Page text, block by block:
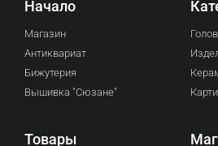
Начало
Магазин
Антиквариат
Бижутерия
Вышивка "Сюзане"
Товары